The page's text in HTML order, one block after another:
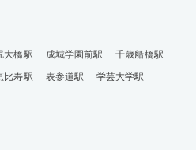
大橋駅 成城学園前駅
千歳船橋駅
比寿駅 表参道駅
学芸大学駅